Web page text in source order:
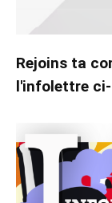
Rejoins ta
l'infolettre